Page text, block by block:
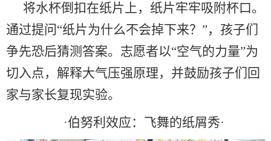
将水杯倒扣在纸片上，纸片牢牢吸附杯口。
通过提问“纸片为什么不会掉下来？ ”，孩子们
争先恐后猜测答案。志愿者以“空气的力量”为
切入点， 解释大气压强原理，并鼓励孩子们回
家与家长复现实验。
·伯努利效应：飞舞的纸屑秀·